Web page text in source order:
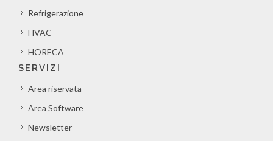
Refrigerazione
HVAC
HORECA
SERVIZI
Area riservata
Area Software
Newsletter